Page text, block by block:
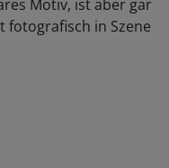
Motiv, ist aber gar
fotografisch in Szene